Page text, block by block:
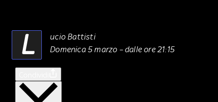
L
ucio Battisti
Domenica 5 marzo – dalle ore 21:15